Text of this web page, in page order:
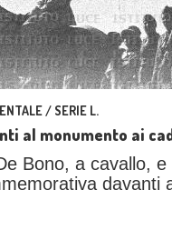
/ SERIE L.
al monumento ai
Bono, a cavallo,
davanti